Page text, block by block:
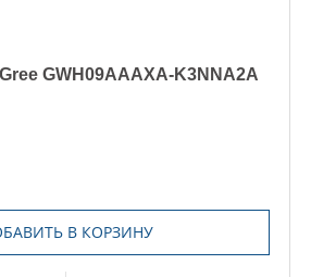
GWH09AAAXA-K3NNA2A
В КОРЗИНУ